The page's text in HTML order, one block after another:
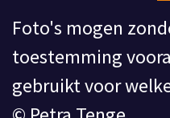
Foto's mogen
toestemming
gebruikt voor